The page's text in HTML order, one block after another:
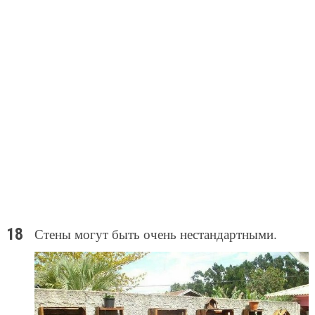
Стены могут быть очень нестандартными.